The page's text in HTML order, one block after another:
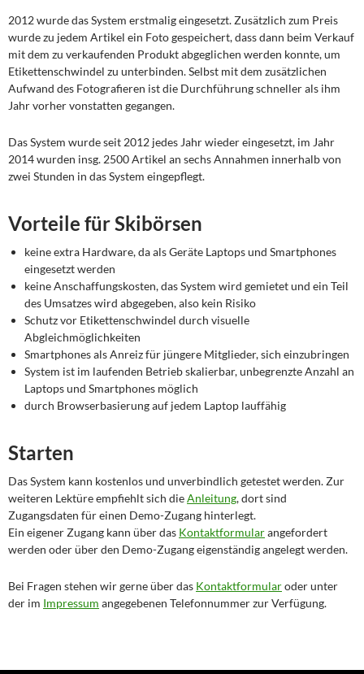
2012 wurde das System erstmalig eingesetzt. Zusätzlich zum Preis
wurde zu jedem Artikel ein Foto gespeichert, dass dann beim Verkauf
mit dem zu verkaufenden Produkt abgeglichen werden konnte, um
Etikettenschwindel zu unterbinden. Selbst mit dem zusätzlichen
Aufwand des Fotografieren ist die Durchführung schneller als ihm
Jahr vorher vonstatten gegangen.
Das System wurde seit 2012 jedes Jahr wieder eingesetzt, im Jahr
2014 wurden insg. 2500 Artikel an sechs Annahmen innerhalb von
zwei Stunden in das System eingepflegt.
Vorteile für Skibörsen
keine extra Hardware, da als Geräte Laptops und Smartphones
eingesetzt werden
keine Anschaffungskosten, das System wird gemietet und ein Teil
des Umsatzes wird abgegeben, also kein Risiko
Schutz vor Etikettenschwindel durch visuelle
Abgleichmöglichkeiten
Smartphones als Anreiz für jüngere Mitglieder, sich einzubringen
System ist im laufenden Betrieb skalierbar, unbegrenzte Anzahl an
Laptops und Smartphones möglich
durch Browserbasierung auf jedem Laptop lauffähig
Starten
Das System kann kostenlos und unverbindlich getestet werden. Zur
weiteren Lektüre empfiehlt sich dieAnleitung, dort sind
Zugangsdaten für einen Demo-Zugang hinterlegt.
Ein eigener Zugang kann über das Kontaktformularangefordert
werden oder über den Demo-Zugang eigenständig angelegt werden.
Bei Fragen stehen wir gerne über das Kontaktformularoder unter
der im Impressum angegebenen Telefonnummer zur Verfügung.